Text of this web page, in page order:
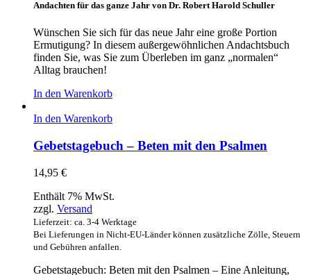
Andachten für das ganze Jahr von Dr. Robert Harold Schuller
Wünschen Sie sich für das neue Jahr eine große Portion
Ermutigung? In diesem außergewöhnlichen Andachtsbuch
finden Sie, was Sie zum Überleben im ganz „normalen“
Alltag brauchen!
In den Warenkorb
In den Warenkorb
Gebetstagebuch – Beten mit den Psalmen
14,95 €
Enthält 7% MwSt.
zzgl. Versand
Lieferzeit: ca. 3-4 Werktage
Bei Lieferungen in Nicht-EU-Länder können zusätzliche Zölle, Steuern
und Gebühren anfallen.
Gebetstagebuch: Beten mit den Psalmen – Eine Anleitung,